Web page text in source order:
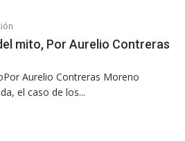
mito, Por Aurelio Contreras
Aurelio Contreras Moreno
el caso de los...